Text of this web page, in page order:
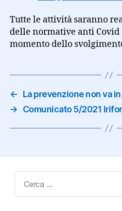
Tutte le attività saranno
delle normative anti
momento dello
←
La prevenzione non va
→
Comunicato 5/2021 Irifor